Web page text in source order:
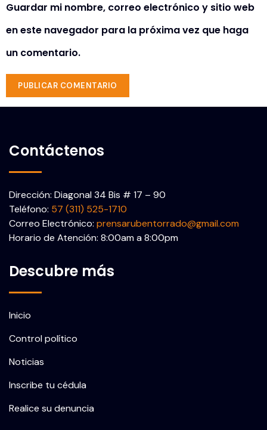
Guardar mi nombre, correo electrónico y sitio web
en este navegador para la próxima vez que haga
un comentario.
Contáctenos
Dirección: Diagonal 34 Bis # 17 – 90
Teléfono: 57 (311) 525-1710
Correo Electrónico: prensarubentorrado@gmail.com
Horario de Atención: 8:00am a 8:00pm
Descubre más
Inicio
Control político
Noticias
Inscribe tu cédula
Realice su denuncia